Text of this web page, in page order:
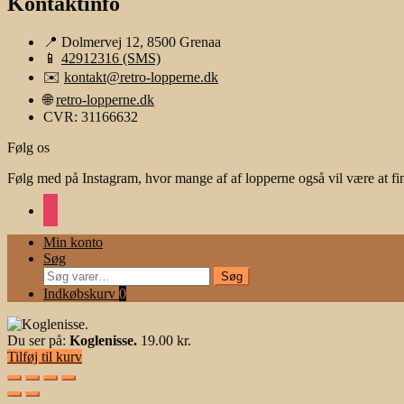
📍 Dolmervej 12, 8500 Grenaa
📱 42912316 (SMS)
✉️ kontakt@retro-lopperne.dk
🌐retro-lopperne.dk
CVR: 31166632
Følg os
Følg med på Instagram, hvor mange af af lopperne også vil være at
Min konto
Søg
Søg
efter:
Søg
Indkøbskurv 0
Du ser på: Koglenisse. 19.00 kr.
Tilføj til kurv